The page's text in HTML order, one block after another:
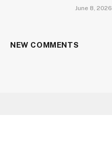
June 8, 2026
NEW COMMENTS